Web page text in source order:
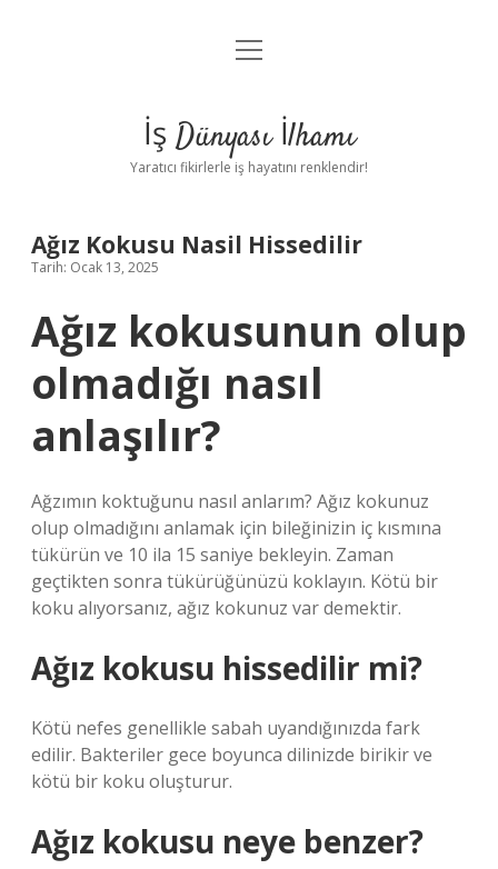
Anasayfa
Yasal Uyarı
menüyü
İş Dünyası İlhamı
Yaratıcı fikirlerle iş hayatını renklendir!
Ağız Kokusu Nasil Hissedilir
Tarih: Ocak 13, 2025
Ağız kokusunun olup
olmadığı nasıl
anlaşılır?
Ağzımın koktuğunu nasıl anlarım? Ağız kokunuz
olup olmadığını anlamak için bileğinizin iç kısmına
tükürün ve 10 ila 15 saniye bekleyin. Zaman
geçtikten sonra tükürüğünüzü koklayın. Kötü bir
koku alıyorsanız, ağız kokunuz var demektir.
Ağız kokusu hissedilir mi?
Kötü nefes genellikle sabah uyandığınızda fark
edilir. Bakteriler gece boyunca dilinizde birikir ve
kötü bir koku oluşturur.
Ağız kokusu neye benzer?